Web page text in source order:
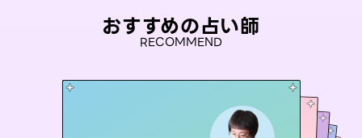
おすすめの占い師
RECOMMEND